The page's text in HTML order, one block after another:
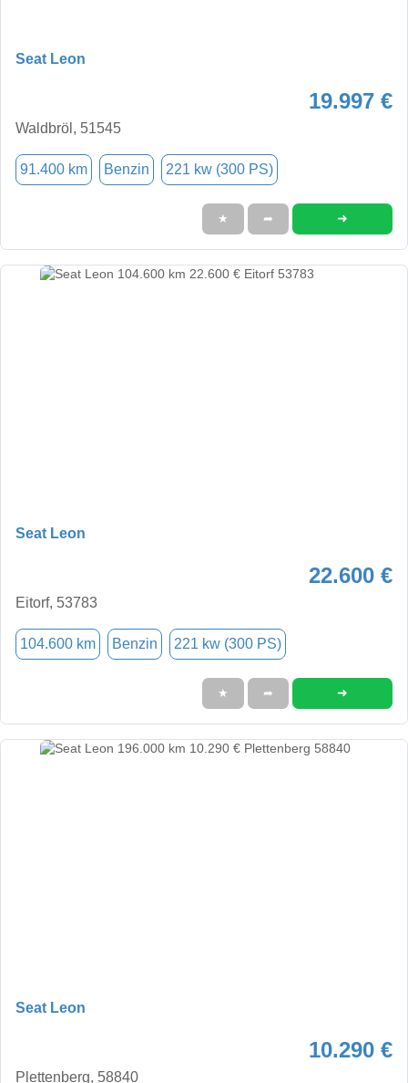
Seat Leon
19.997 €
Waldbröl, 51545
91.400 km Benzin 221 kw (300 PS)
★ ➦ ➜
Seat Leon
22.600 €
Eitorf, 53783
104.600 km Benzin 221 kw (300 PS)
★ ➦ ➜
Seat Leon
10.290 €
Plettenberg, 58840